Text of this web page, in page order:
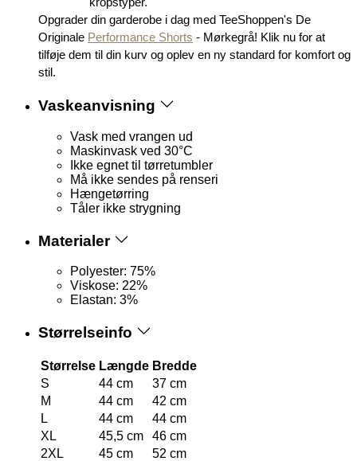
Opgrader din garderobe i dag med TeeShoppen's De
Originale Performance Shorts - Mørkegrå! Klik nu for at
tilføje dem til din kurv og oplev en ny standard for komfort og
stil.
Vaskeanvisning
Vask med vrangen ud
Maskinvask ved 30°C
Ikke egnet til tørretumbler
Må ikke sendes på renseri
Hængetørring
Tåler ikke strygning
Materialer
Polyester: 75%
Viskose: 22%
Elastan: 3%
Størrelseinfo
Størrelse Længde Bredde
S
44 cm
37 cm
M
44 cm
42 cm
L
44 cm
44 cm
XL
45,5 cm
46 cm
2XL
45 cm
52 cm